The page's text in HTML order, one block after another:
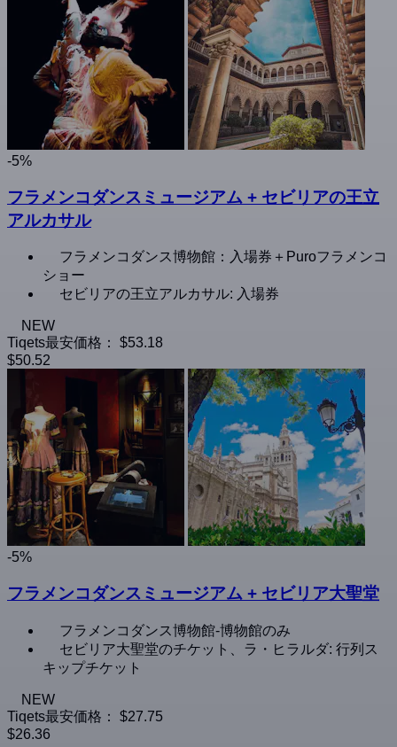
-5%
フラメンコダンスミュージアム + セビリアの王立
アルカサル
フラメンコダンス博物館：入場券＋Puroフラメンコ
ショー
セビリアの王立アルカサル: 入場券
NEW
Tiqets最安価格：
$53.18
$50.52
-5%
フラメンコダンスミュージアム + セビリア大聖堂
フラメンコダンス博物館-博物館のみ
セビリア大聖堂のチケット、ラ・ヒラルダ: 行列ス
キップチケット
NEW
Tiqets最安価格：
$27.75
$26.36